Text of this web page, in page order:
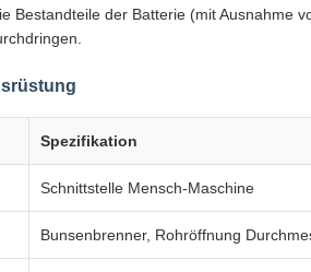
Bestandteile der Batterie (mit Ausnahme
Spezifikation
Schnittstelle Mensch-Maschine
Bunsenbrenner, Rohröffnung